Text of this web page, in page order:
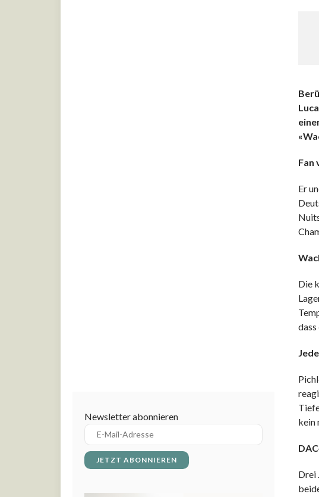
Fan
Er
Die
kein
Drei
Newsletter abonnieren